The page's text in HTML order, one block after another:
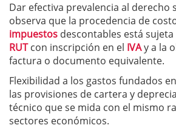
Dar efectiva prevalencia al derecho
observa que la procedencia de
impuestos descontables está
RUT con inscripción en el IVAy a la
factura o documento equivalente.
Flexibilidad a los gastos fundados
las provisiones de cartera y
técnico que se mida con el mismo
sectores económicos.